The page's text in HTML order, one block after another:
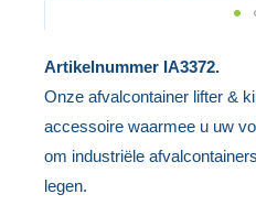
einde
van
de
afbeeldingen-
gallerij
naar
het
begin
van
de
Artikelnummer IA3372.
Onze afvalcontainer lifter &
accessoire waarmee u uw
om industriële
legen.